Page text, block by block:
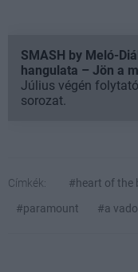
SMASH by Meló-
hangulata – Jön a
Július végén
sorozat.
Címkék: #heart of the
#paramount
#a